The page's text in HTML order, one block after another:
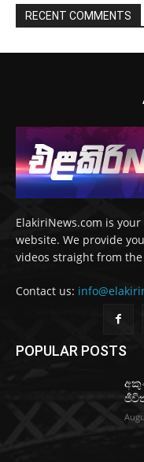
RECENT COMMENTS
ElakiriNews.com is
website. We provide
videos straight from
Contact us:
POPULAR POSTS